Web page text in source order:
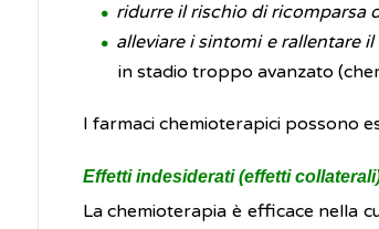
ridurre il rischio di ricomparsa
alleviare i sintomi e rallentare
in stadio troppo avanzato
I farmaci chemioterapici possono
Effetti indesiderati (effetti
La chemioterapia è efficace nella